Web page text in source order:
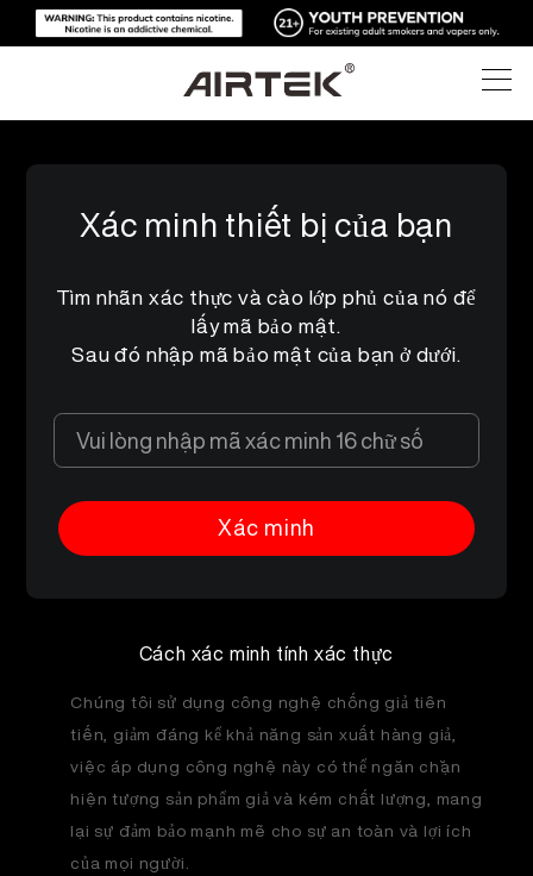
SẢN PHẨM
TẤT CẢ
VAPE DÙNG MỘT LẦN
POD CÓ THỂ THAY THẾ
CỬA HÀNG TRỰC TUYẾN
CỬA HÀNG TRỰC TUYẾN
CÔNG NGHỆ CAO
BLOG
HỖ TRỢ
BỘ DỮ LIỆU TRUYỀN THÔNG
CÂU HỎI THƯỜNG GẶP
VỀ CHÚNG TÔI
LIÊN HỆ CHÚNG TÔI
Русский
Deutsch
Xác minh thiết bị của bạn
Tìm nhãn xác thực và cào lớp phủ của nó để
lấy mã bảo mật.
Sau đó nhập mã bảo mật của bạn ở dưới.
Xác minh
Cách xác minh tính xác thực
Chúng tôi sử dụng công nghệ chống giả tiên
tiến, giảm đáng kể khả năng sản xuất hàng giả,
việc áp dụng công nghệ này có thể ngăn chặn
hiện tượng sản phẩm giả và kém chất lượng, mang
lại sự đảm bảo mạnh mẽ cho sự an toàn và lợi ích
của mọi người.